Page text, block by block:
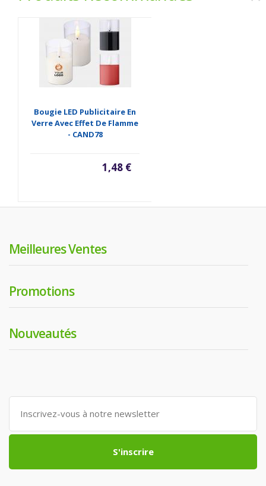
Bougie LED Publicitaire En
Verre Avec Effet De Flamme
- CAND78
1,48 €
Meilleures Ventes
Promotions
Nouveautés
S'inscrire